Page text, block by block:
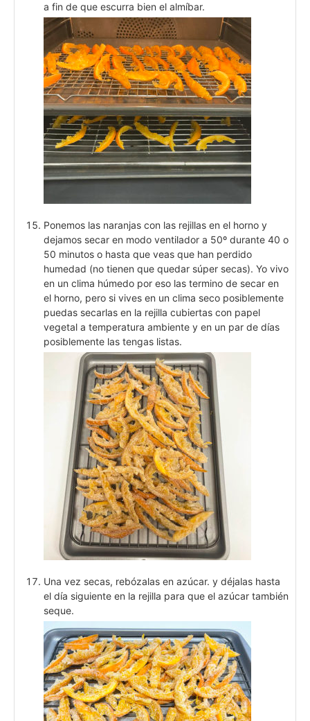
a fin de que escurra bien el almíbar.
Ponemos las naranjas con las rejillas en el horno y
dejamos secar en modo ventilador a 50º durante 40 o
50 minutos o hasta que veas que han perdido
humedad (no tienen que quedar súper secas). Yo vivo
en un clima húmedo por eso las termino de secar en
el horno, pero si vives en un clima seco posiblemente
puedas secarlas en la rejilla cubiertas con papel
vegetal a temperatura ambiente y en un par de días
posiblemente las tengas listas.
Una vez secas, rebózalas en azúcar. y déjalas hasta
el día siguiente en la rejilla para que el azúcar también
seque.